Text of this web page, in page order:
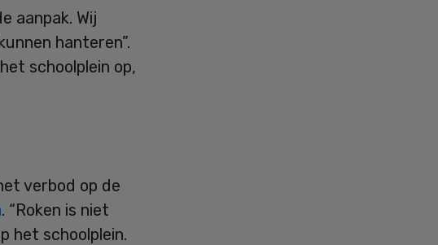
aanpak. Wij
hanteren”.
schoolplein op,
verbod op de
. “Roken is niet
het schoolplein.